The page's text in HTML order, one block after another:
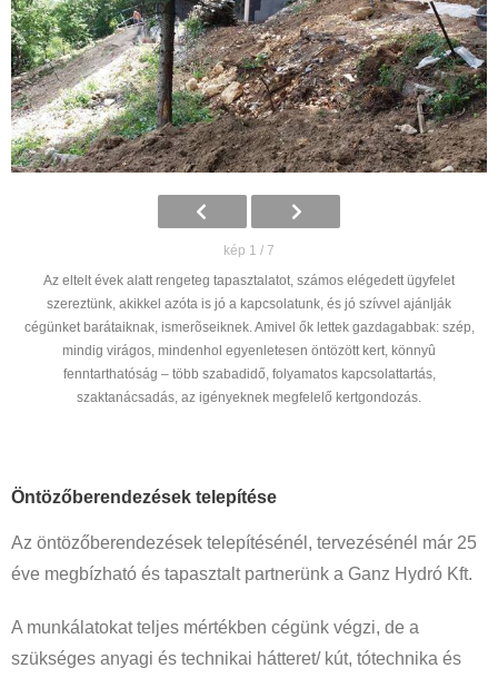
kép 1 / 7
Az eltelt évek alatt rengeteg tapasztalatot, számos elégedett ügyfelet
szereztünk, akikkel azóta is jó a kapcsolatunk, és jó szívvel ajánlják
cégünket barátaiknak, ismerõseiknek. Amivel ők lettek gazdagabbak: szép,
mindig virágos, mindenhol egyenletesen öntözött kert, könnyû
fenntarthatóság – több szabadidő, folyamatos kapcsolattartás,
szaktanácsadás, az igényeknek megfelelő kertgondozás.
Öntözőberendezések telepítése
Az öntözőberendezések telepítésénél, tervezésénél már 25
éve megbízható és tapasztalt partnerünk a Ganz Hydró Kft.
A munkálatokat teljes mértékben cégünk végzi, de a
szükséges anyagi és technikai hátteret/ kút, tótechnika és